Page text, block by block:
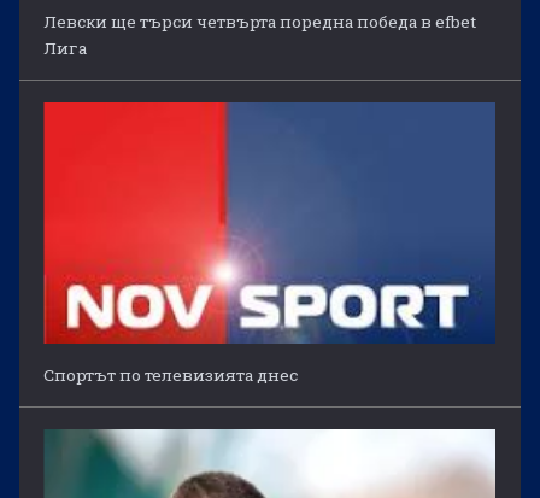
Левски ще търси четвърта поредна победа в efbet
Лига
Спортът по телевизията днес